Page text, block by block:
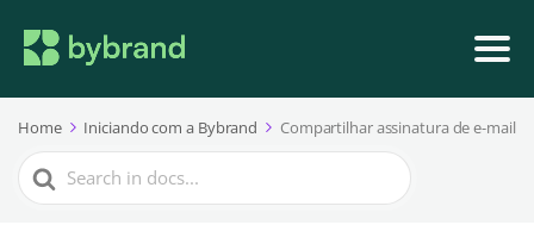
Home Iniciando com a Bybrand Compartilhar assinatura de e-mail
Search
For